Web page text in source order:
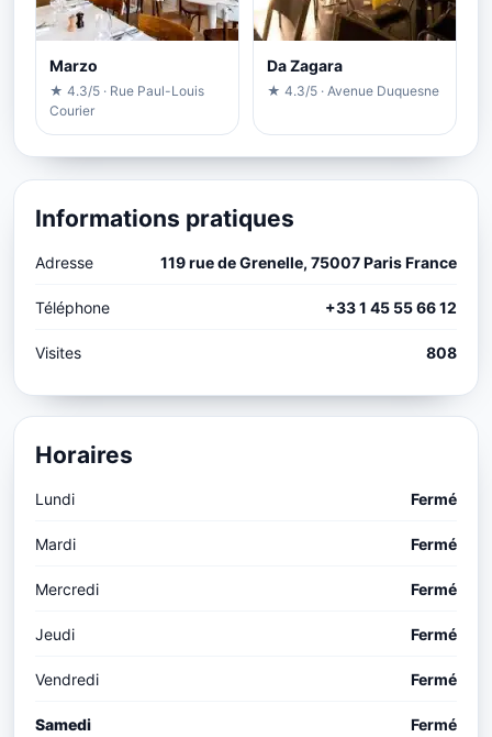
Marzo
★ 4.3/5 · Rue Paul-Louis
Courier
Da Zagara
★ 4.3/5 · Avenue Duquesne
Informations pratiques
Adresse 119 rue de Grenelle, 75007 Paris France
Téléphone +33 1 45 55 66 12
Visites 808
Horaires
Lundi Fermé
Mardi Fermé
Mercredi Fermé
Jeudi Fermé
Vendredi Fermé
Samedi Fermé